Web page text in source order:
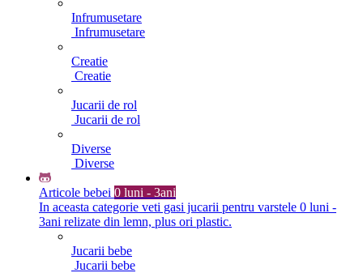
Infrumusetare
Infrumusetare
Creatie
Creatie
Jucarii de rol
Jucarii de rol
Diverse
Diverse
Articole bebei 0 luni - 3ani
In aceasta categorie veti gasi jucarii pentru varstele 0 luni -
3ani relizate din lemn, plus ori plastic.
Jucarii bebe
Jucarii bebe